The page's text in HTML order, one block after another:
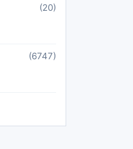
(20)
(6747)